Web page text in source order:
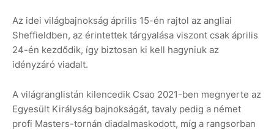
Az idei világbajnokság április 15-én rajtol az angliai
Sheffieldben, az érintettek tárgyalása viszont csak április
24-én kezdődik, így biztosan ki kell hagyniuk az
idényzáró viadalt.
A világranglistán kilencedik Csao 2021-ben megnyerte az
Egyesült Királyság bajnokságát, tavaly pedig a német
profi Masters-tornán diadalmaskodott, míg a rangsorban